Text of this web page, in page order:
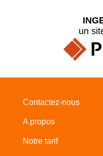
un
Contactez-nous
A propos
Notre tarif